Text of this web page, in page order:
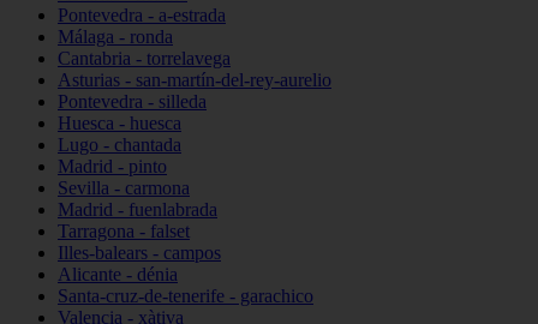
Pontevedra - a-estrada
Málaga - ronda
Cantabria - torrelavega
Asturias - san-martín-del-rey-aurelio
Pontevedra - silleda
Huesca - huesca
Lugo - chantada
Madrid - pinto
Sevilla - carmona
Madrid - fuenlabrada
Tarragona - falset
Illes-balears - campos
Alicante - dénia
Santa-cruz-de-tenerife - garachico
Valencia - xàtiva